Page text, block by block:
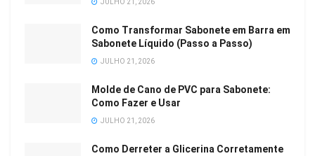
JULHO 21, 2026
Como Transformar Sabonete em Barra em
Sabonete Líquido (Passo a Passo)
JULHO 21, 2026
Molde de Cano de PVC para Sabonete:
Como Fazer e Usar
JULHO 21, 2026
Como Derreter a Glicerina Corretamente